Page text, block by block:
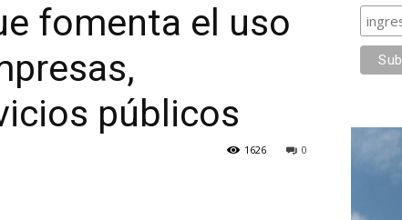
fomenta el uso
públicos
0
1626